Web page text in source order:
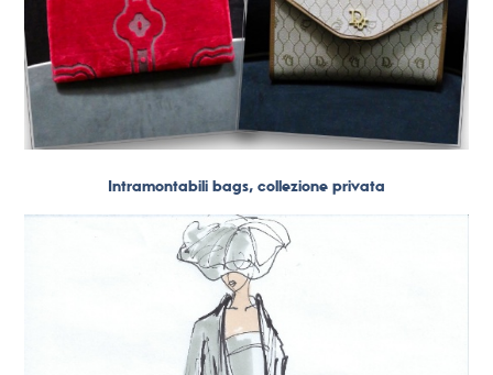
Intramontabili bags, collezione privata